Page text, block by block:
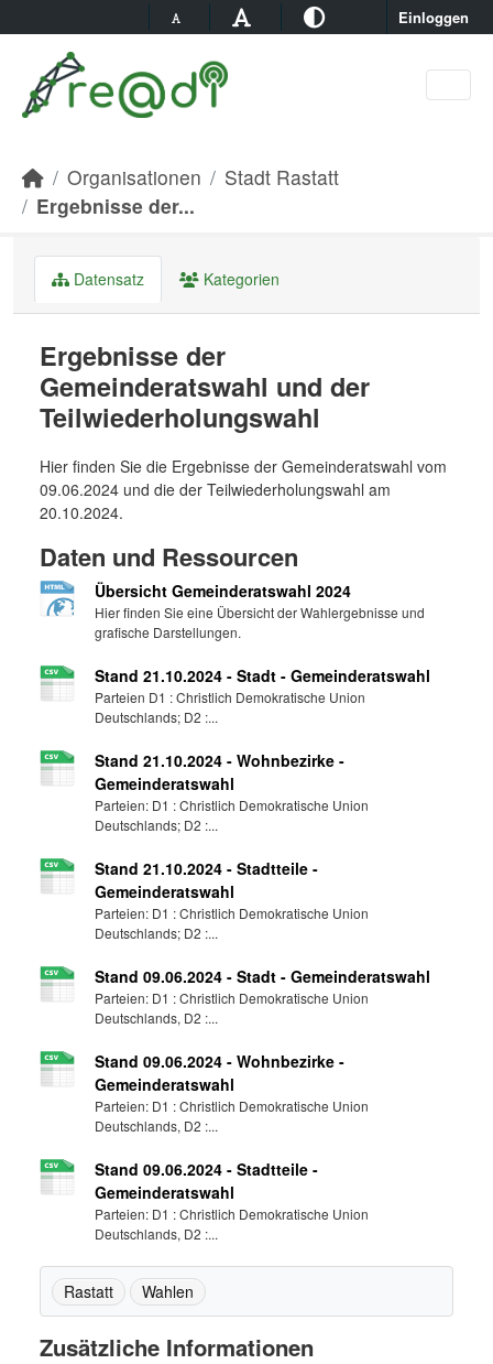
Einloggen
Organisationen
Stadt Rastatt
Ergebnisse der...
Datensatz Kategorien
Ergebnisse der
Gemeinderatswahl und der
Teilwiederholungswahl
Hier finden Sie die Ergebnisse der Gemeinderatswahl vom
09.06.2024 und die der Teilwiederholungswahl am
20.10.2024.
Daten und Ressourcen
Übersicht Gemeinderatswahl 2024
Hier finden Sie eine Übersicht der Wahlergebnisse und
grafische Darstellungen.
Stand 21.10.2024 - Stadt - Gemeinderatswahl
Parteien D1 : Christlich Demokratische Union
Deutschlands; D2 :...
Stand 21.10.2024 - Wohnbezirke -
Gemeinderatswahl
Parteien: D1 : Christlich Demokratische Union
Deutschlands; D2 :...
Stand 21.10.2024 - Stadtteile -
Gemeinderatswahl
Parteien: D1 : Christlich Demokratische Union
Deutschlands; D2 :...
Stand 09.06.2024 - Stadt - Gemeinderatswahl
Parteien: D1 : Christlich Demokratische Union
Deutschlands, D2 :...
Stand 09.06.2024 - Wohnbezirke -
Gemeinderatswahl
Parteien: D1 : Christlich Demokratische Union
Deutschlands, D2 :...
Stand 09.06.2024 - Stadtteile -
Gemeinderatswahl
Parteien: D1 : Christlich Demokratische Union
Deutschlands, D2 :...
Rastatt Wahlen
Zusätzliche Informationen